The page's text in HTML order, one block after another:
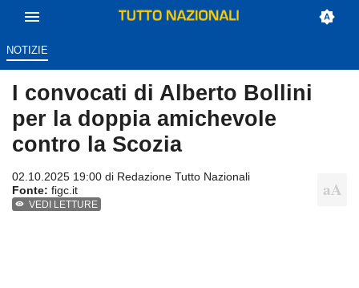
NOTIZIE
I convocati di Alberto Bollini
per la doppia amichevole
contro la Scozia
02.10.2025 19:00 di Redazione Tutto Nazionali
Fonte: figc.it
VEDI LETTURE